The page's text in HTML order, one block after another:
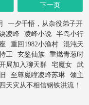
下一页
一夕千悟，从杂役弟子开
凌峰 凌峰小说
半岛小行
重回1982小渔村
混沌天
工 玄鉴仙族
重燃青葱时
局加入聊天群 宅魔女
武
至尊魔瞳凌峰苏琳
领主
天灾从不相信钢铁洪流！